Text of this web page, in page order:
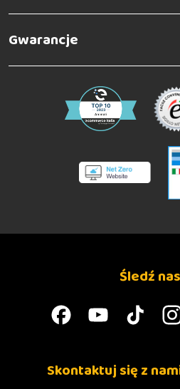
Wskazówki dotyczące
Gwarancje
Śledź
Skontaktuj się z